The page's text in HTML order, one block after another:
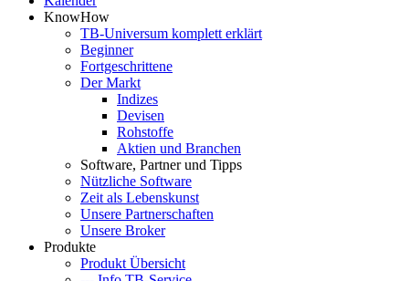
KnowHow
TB-Universum komplett erklärt
Beginner
Fortgeschrittene
Der Markt
Indizes
Devisen
Rohstoffe
Aktien und Branchen
Software, Partner und Tipps
Nützliche Software
Zeit als Lebenskunst
Unsere Partnerschaften
Unsere Broker
Produkte
Produkt Übersicht